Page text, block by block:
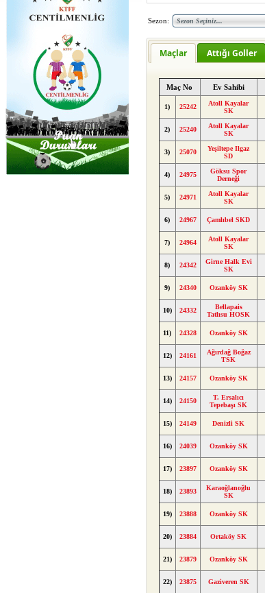
Sezon:
Maçlar Attığı Goller
Maç No Ev Sahibi
1) 25242
Atoll Kayalar
SK
2) 25240
Atoll Kayalar
SK
3) 25070
Yeşiltepe Ilgaz
SD
4) 24975
Göksu Spor
Derneği
5) 24971
Atoll Kayalar
SK
6) 24967 Çamlıbel SKD
7) 24964
Atoll Kayalar
SK
8) 24342
Girne Halk Evi
SK
9) 24340 Ozanköy SK
10) 24332
Bellapais
Tatlısu HOSK
11) 24328 Ozanköy SK
12) 24161
Ağırdağ Boğaz
TSK
13) 24157 Ozanköy SK
14) 24150
T. Ersalıcı
Tepebaşı SK
15) 24149 Denizli SK
16) 24039 Ozanköy SK
17) 23897 Ozanköy SK
18) 23893
Karaoğlanoğlu
SK
19) 23888 Ozanköy SK
20) 23884 Ortaköy SK
21) 23879 Ozanköy SK
22) 23875 Gaziveren SK